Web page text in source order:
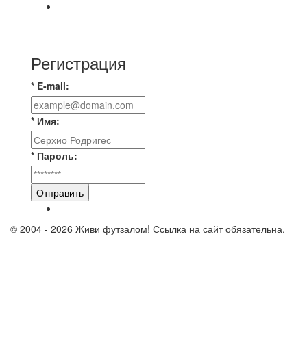
Регистрация
* E-mail:
* Имя:
* Пароль:
Отправить
© 2004 - 2026 Живи футзалом! Ссылка на сайт обязательна.